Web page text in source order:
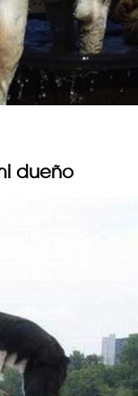
dueño